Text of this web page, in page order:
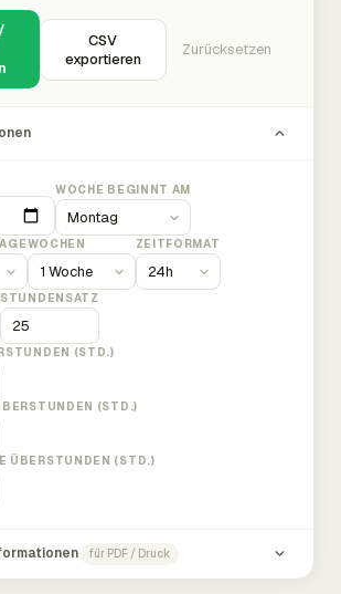
CSV
exportieren
Zurücksetzen
WOCHE BEGINNT AM
WOCHEN ZEITFORMAT
STUNDENSATZ
(STD.)
(STD.)
ÜBERSTUNDEN (STD.)
für PDF / Druck